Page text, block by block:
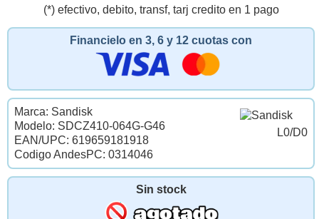
(*) efectivo, debito, transf, tarj credito en 1 pago
Financielo en 3, 6 y 12 cuotas con
L0/D0
Marca: Sandisk
Modelo: SDCZ410-064G-G46
EAN/UPC: 619659181918
Codigo AndesPC: 0314046
Sin stock